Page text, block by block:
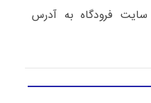
فرودگاه به آدرس